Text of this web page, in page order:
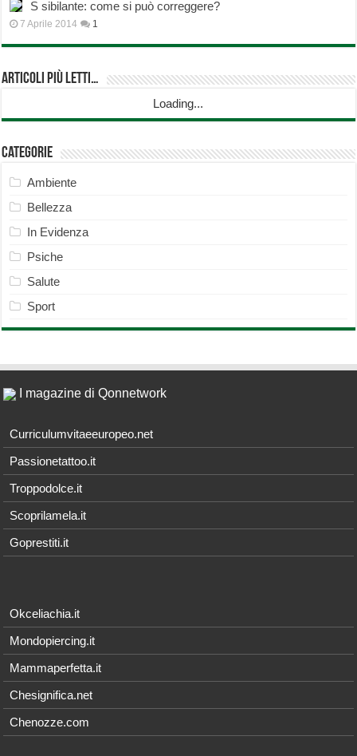
S sibilante: come si può correggere?
7 Aprile 2014 1
Articoli più Letti…
Loading...
Categorie
Ambiente
Bellezza
In Evidenza
Psiche
Salute
Sport
I magazine di Qonnetwork
Curriculumvitaeeuropeo.net
Passionetattoo.it
Troppodolce.it
Scoprilamela.it
Goprestiti.it
Okceliachia.it
Mondopiercing.it
Mammaperfetta.it
Chesignifica.net
Chenozze.com